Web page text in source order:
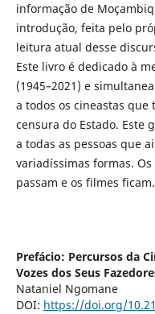
informação de
introdução, feita pelo
leitura atual desse
Este livro é dedicado à
(1945–2021) e
a todos os cineastas
censura do Estado. Este
a todas as pessoas que
variadíssimas formas.
passam e os filmes ficam.
Prefácio: Percursos da
Vozes dos Seus
Nataniel Ngomane
DOI: https://doi.org/